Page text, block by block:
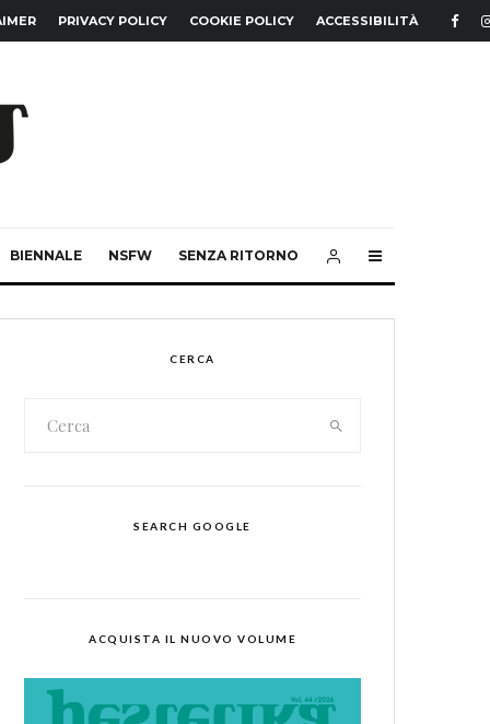
PRIVACY POLICY COOKIE POLICY ACCESSIBILITÀ
BIENNALE NSFW SENZA RITORNO
CERCA
SEARCH GOOGLE
ACQUISTA IL NUOVO VOLUME